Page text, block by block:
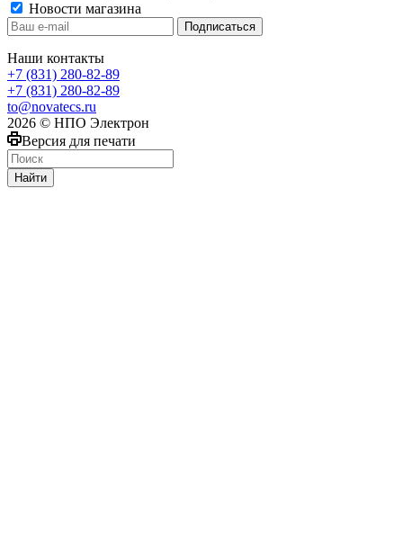
Новости магазина
Наши контакты
+7 (831) 280-82-89
+7 (831) 280-82-89
to@novatecs.ru
2026 © НПО Электрон
Версия для печати
Найти